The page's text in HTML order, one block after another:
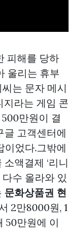
피해를 당하
울리는 휴부
는 문자 메시
지라는 게임 콘
만원이 결
글 고객센터에
이었다.그밖에
액결제 ‘리니
수 올라와 있
문화상품권 현
2만8000원, 1
50만원에 이